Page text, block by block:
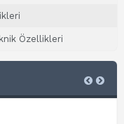
Özellikleri